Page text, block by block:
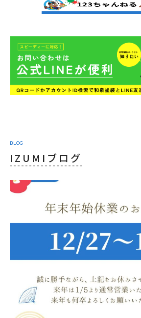
BLOG
IZUMIブログ